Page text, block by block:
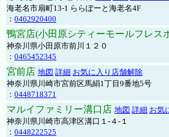
海老名市扇町13-1 ららぽーと海老名4F
： 0462920400
鴨宮店(小田原シティーモールフレス
神奈川県小田原市前川１２０
： 0465452345
宮前店 地図 詳細 お気に入り店舗解除
神奈川県川崎市宮前区馬絹1丁目9番地5号
： 0448718371
マルイファミリー溝口店 地図 詳細 お気
神奈川県川崎市高津区溝口１-４-１
： 0448222525